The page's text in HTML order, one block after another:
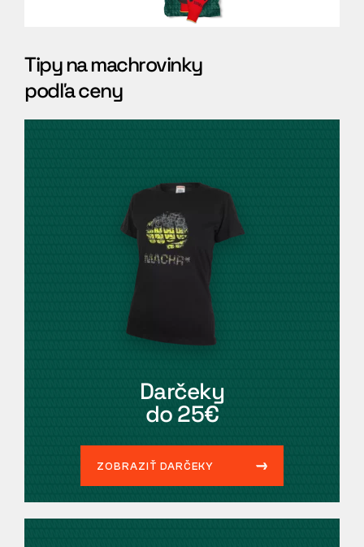
Tipy na machrovinky
podľa ceny
Darčeky
do 25€
ZOBRAZIŤ DARČEKY